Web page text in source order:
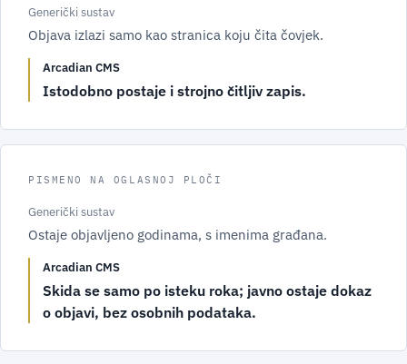
Generički sustav
Objava izlazi samo kao stranica koju čita čovjek.
Arcadian CMS
Istodobno postaje i strojno čitljiv zapis.
PISMENO NA OGLASNOJ PLOČI
Generički sustav
Ostaje objavljeno godinama, s imenima građana.
Arcadian CMS
Skida se samo po isteku roka; javno ostaje dokaz
o objavi, bez osobnih podataka.